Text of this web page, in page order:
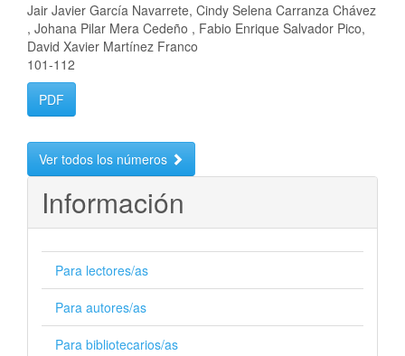
Jair Javier García Navarrete, Cindy Selena Carranza Chávez
, Johana Pilar Mera Cedeño , Fabio Enrique Salvador Pico,
David Xavier Martínez Franco
101-112
PDF
Ver todos los números
Información
Para lectores/as
Para autores/as
Para bibliotecarios/as